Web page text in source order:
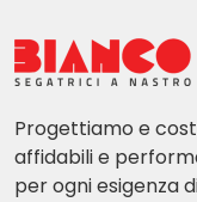
Progettiamo e
affidabili e
per ogni esigenza